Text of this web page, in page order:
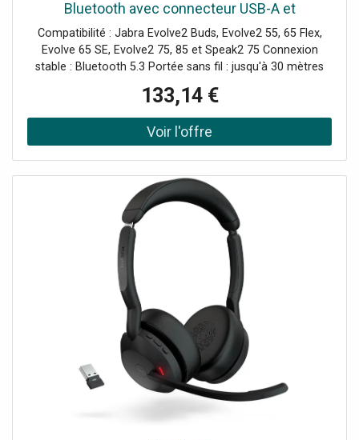
Bluetooth avec connecteur USB-A et
optimisation UC conçu pour offrir une
connexion stable entre votre PC et votre
casque
Compatibilité : Jabra Evolve2 Buds, Evolve2 55, 65 Flex,
Evolve 65 SE, Evolve2 75, 85 et Speak2 75 Connexion
stable : Bluetooth 5.3 Portée sans fil : jusqu'à 30 mètres
UC : compatible toutes plateformes
133,14 €